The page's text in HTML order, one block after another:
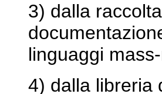
3) dalla
linguaggi
4) dalla libreria